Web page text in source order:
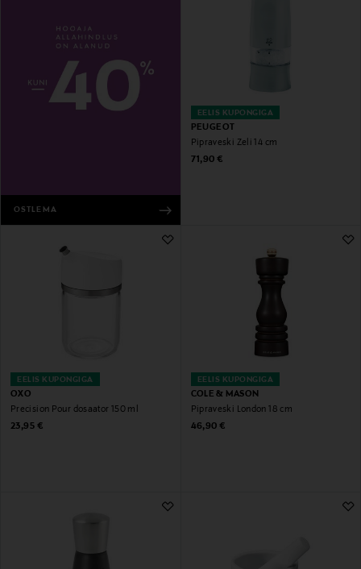
OSTLEMA
EELIS KUPONGIGA
PEUGEOT
Pipraveski Zeli 14 cm
Original Price
71,90 €
EELIS KUPONGIGA
OXO
Precision Pour dosaator 150 ml
Original Price
23,95 €
EELIS KUPONGIGA
COLE & MASON
Pipraveski London 18 cm
Original Price
46,90 €